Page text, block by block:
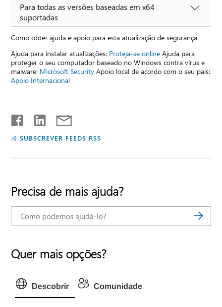
Para todas as versões baseadas em x64
suportadas
Como obter ajuda e apoio para esta atualização de segurança
Ajuda para instalar atualizações: Proteja-se online Ajuda para
proteger o seu computador baseado no Windows contra vírus e
malware: Microsoft Security Apoio local de acordo com o seu país:
Apoio Internacional
SUBSCREVER FEEDS RSS
Precisa de mais ajuda?
Quer mais opções?
Descobrir Comunidade